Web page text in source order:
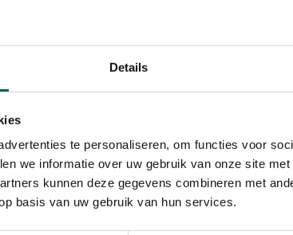
Details
te personaliseren, om functies voor
we informatie over uw gebruik van onze site
kunnen deze gegevens combineren met
basis van uw gebruik van hun services.